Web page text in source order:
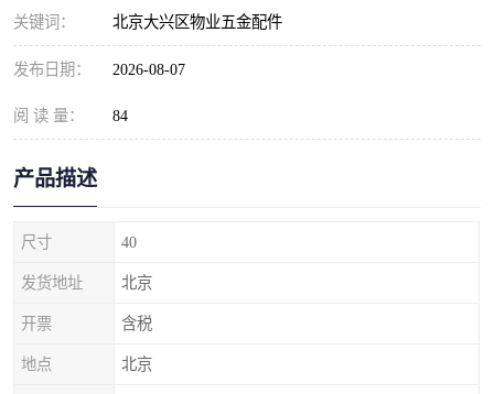
关键词： 北京大兴区物业五金配件
发布日期： 2026-08-07
阅 读 量： 84
产品描述
尺寸 40
发货地址 北京
开票 含税
地点 北京